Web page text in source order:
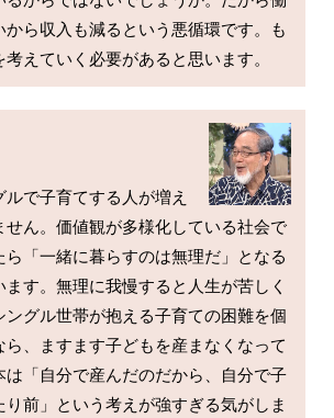
から収入も減るという悪循環です。も
で子育てする人が増え
せん。価値観が多様化している社会で
ら「一緒に暮らすのは無理だ」となる
ます。無理に我慢すると人生が苦しく
ングル世帯が抱える子育ての困難を個
ら、ますます子どもを産まなくなって
は「自分で産んだのだから、自分で子
前」という考えが強すぎる気がしま